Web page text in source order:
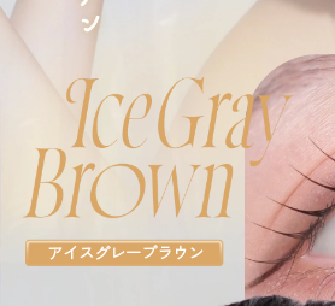
アイスグレーブラウン